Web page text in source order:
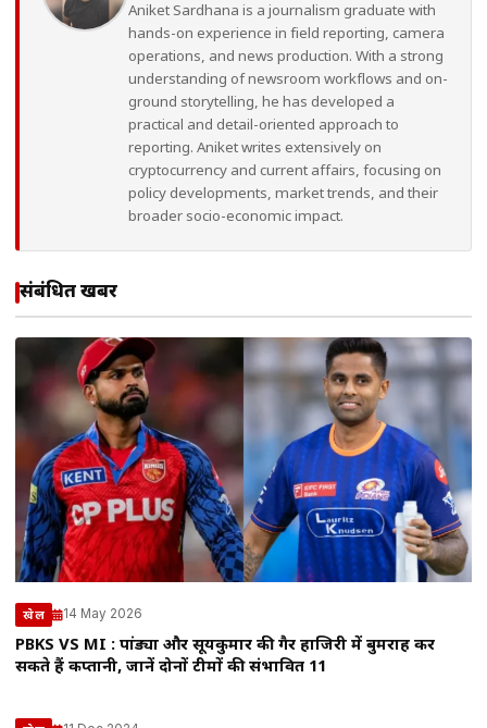
Aniket Sardhana is a journalism graduate with
hands-on experience in field reporting, camera
operations, and news production. With a strong
understanding of newsroom workflows and on-
ground storytelling, he has developed a
practical and detail-oriented approach to
reporting. Aniket writes extensively on
cryptocurrency and current affairs, focusing on
policy developments, market trends, and their
broader socio-economic impact.
संबंधित खबरें
खेल 14 May 2026
PBKS VS MI : पांड्या और सूर्यकुमार की गैर हाजिरी में बुमराह कर
सकते हैं कप्तानी, जानें दोनों टीमों की संभावित 11